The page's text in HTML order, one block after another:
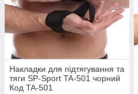
Накладки для підтягування та
тяги SP-Sport TA-501 чорний
Код TA-501